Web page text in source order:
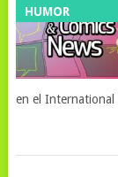
HUMOR
en el